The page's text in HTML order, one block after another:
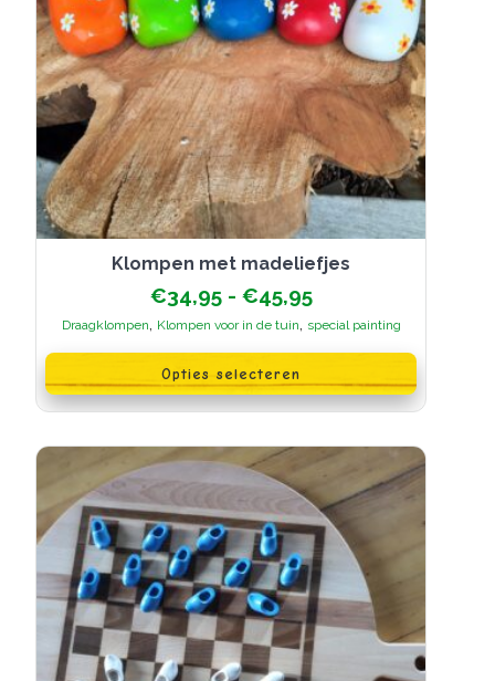
Klompen met madeliefjes
€34,95 - €45,95Prijsklasse:
€34,95
tot
€45,95
Draagklompen, Klompen voor in de tuin, special painting
Opties selecteren
product
heeft
meerdere
variaties.
optie
gekozen
worden
op
de
productpagina